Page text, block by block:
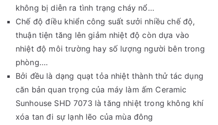
không bị diễn ra tình trạng cháy nổ…
Chế độ điều khiển công suất sưởi nhiều chế độ,
thuận tiện tăng lên giảm nhiệt độ còn dựa vào
nhiệt độ môi trường hay số lượng người bên trong
phòng….
Bởi đều là dạng quạt tỏa nhiệt thành thử tác dụng
căn bản quan trọng của máy làm ấm Ceramic
Sunhouse SHD 7073 là tăng nhiệt trong không khí
xóa tan đi sự lạnh lẽo của mùa đông